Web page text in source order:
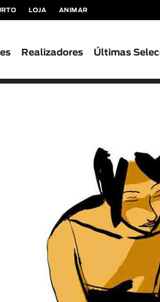
LOJA ANIMAR
Realizadores Últimas